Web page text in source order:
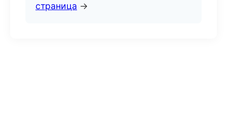
страница →